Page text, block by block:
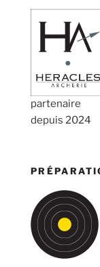
partenaire
depuis 2024